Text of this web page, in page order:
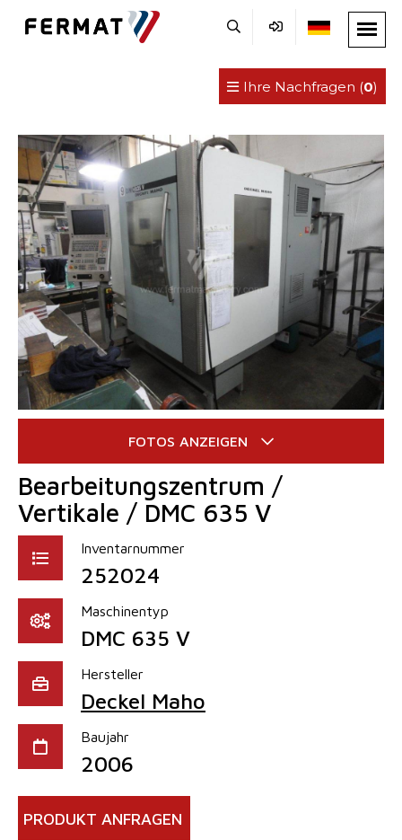
Ihre Nachfragen (0)
Bearbeitungszentrum /
Vertikale / DMC 635 V
Inventarnummer
252024
Maschinentyp
DMC 635 V
Hersteller
Deckel Maho
Baujahr
2006
PRODUKT ANFRAGEN